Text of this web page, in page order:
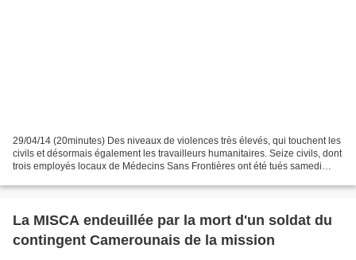
29/04/14 (20minutes) Des niveaux de violences très élevés, qui touchent les
civils et désormais également les travailleurs humanitaires. Seize civils, dont
trois employés locaux de Médecins Sans Frontières ont été tués samedi
La MISCA endeuillée par la mort d'un soldat du
contingent Camerounais de la mission